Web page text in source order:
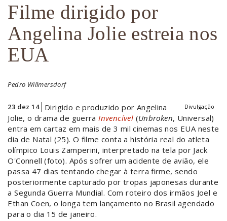
Filme dirigido por
Angelina Jolie estreia nos
EUA
Pedro Willmersdorf
23 dez 14 Divulgação
Dirigido e produzido por Angelina
Jolie, o drama de guerraInvencível (Unbroken, Universal)
entra em cartaz em mais de 3 mil cinemas nos EUA neste
dia de Natal (25). O filme conta a história real do atleta
olímpico Louis Zamperini, interpretado na tela por Jack
O'Connell (foto). Após sofrer um acidente de avião, ele
passa 47 dias tentando chegar à terra firme, sendo
posteriormente capturado por tropas japonesas durante
a Segunda Guerra Mundial. Com roteiro dos irmãos Joel e
Ethan Coen, o longa tem lançamento no Brasil agendado
para o dia 15 de janeiro.